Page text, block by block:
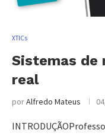
XTICs
Sistemas de
real
porAlfredo Mateus